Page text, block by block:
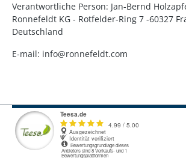
Verantwortliche Person: Jan-Bernd
Ronnefeldt KG - Rotfelder-Ring 7 -60327
Deutschland
E-mail: info@ronnefeldt.com